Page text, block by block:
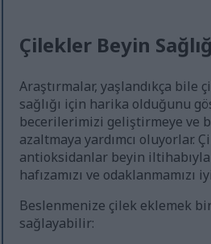
Çilekler Beyin
Araştırmalar, yaşlandıkça bile
sağlığı için harika olduğunu
becerilerimizi geliştirmeye ve
azaltmaya yardımcı oluyorlar.
antioksidanlar beyin
hafızamızı ve odaklanmamızı
Beslenmenize çilek eklemek
sağlayabilir: